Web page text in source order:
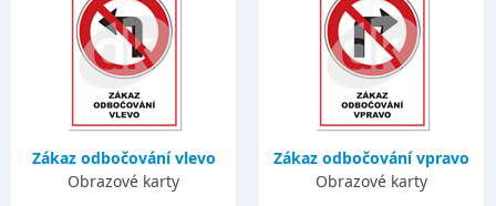
Zákaz odbočování vlevo
Obrazové karty
Zákaz odbočování vpravo
Obrazové karty